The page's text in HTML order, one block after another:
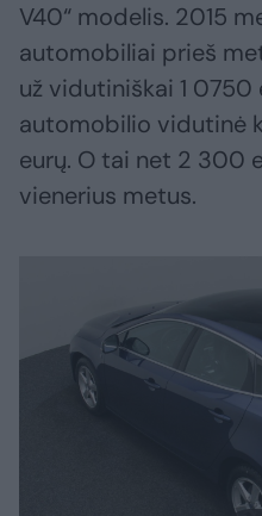
V40“ modelis. 2015
automobiliai prieš
už vidutiniškai 1 0750
automobilio vidutinė
eurų. O tai net 2 300
vienerius metus.